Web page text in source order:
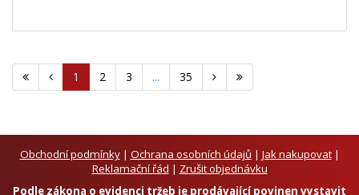
1 2 3 ... 35
Obchodní podmínky| Ochrana osobních údajů | Jak nakupovat|
Reklamační řád | Zrušit objednávku
Podle zákona o evidenci tržeb je prodávající povinen vystavit